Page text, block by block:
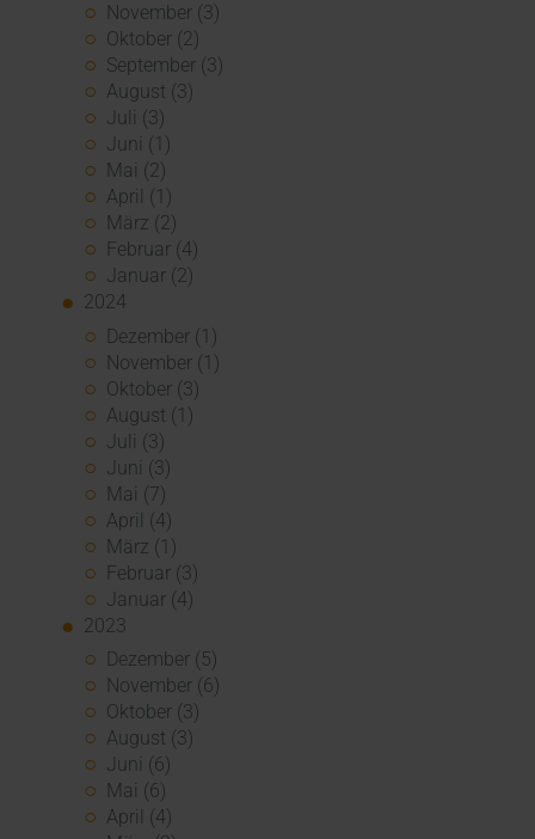
November (3)
Oktober (2)
September (3)
August (3)
Juli (3)
Juni (1)
Mai (2)
April (1)
März (2)
Februar (4)
Januar (2)
2024
Dezember (1)
November (1)
Oktober (3)
August (1)
Juli (3)
Juni (3)
Mai (7)
April (4)
März (1)
Februar (3)
Januar (4)
2023
Dezember (5)
November (6)
Oktober (3)
August (3)
Juni (6)
Mai (6)
April (4)